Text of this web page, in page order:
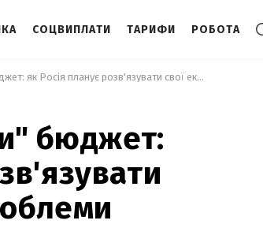
СОЦВИПЛАТИ ТАРИФИ РОБОТА
Доведеться "різати" бюджет: як Росія планує розв'язувати свої економічні проблеми
бюджет: